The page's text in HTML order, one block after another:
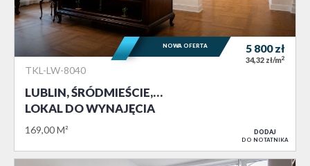
TKL-LW-8040
LUBLIN, ŚRÓDMIEŚCIE,…
LOKAL DO WYNAJĘCIA
169,00 M²
5 800zł
34,32 zł/m2
NOWA OFERTA
DODAJ
DO NOTATNIKA